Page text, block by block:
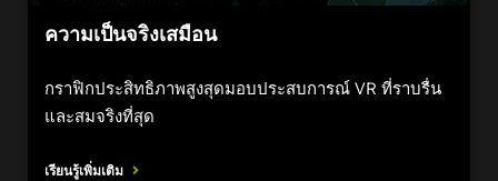
ความเป็นจริงเสมือน
กราฟิกประสิทธิภาพสูงสุดมอบประสบการณ์ VR ที่ราบรื่น
และสมจริงที่สุด
เรียนรู้เพิ่มเติม